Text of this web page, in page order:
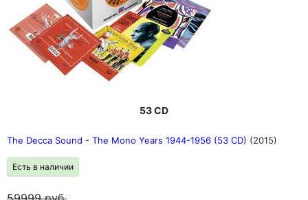
53 CD
The Decca Sound - The Mono Years 1944-1956 (53 CD) (2015)
Есть в наличии